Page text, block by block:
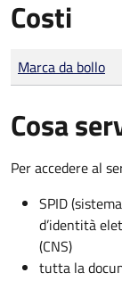
Costi
Tipo di pagamento
Importo
Marca da bollo
Cosa
Per accedere al
SPID
d’identità
(CNS)
tutta la